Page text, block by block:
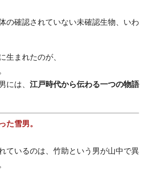
の確認されていない未確認生物、いわ
生まれたのが、
には、 江戸時代から伝わる一つの物語
た雪男。
ているのは、竹助という男が山中で異